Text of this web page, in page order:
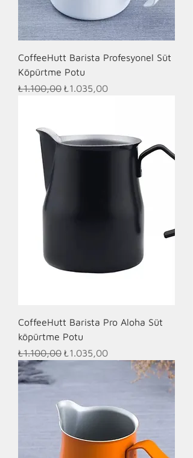
CoffeeHutt Barista Profesyonel Süt
Köpürtme Potu
Normal Fiyat
₺1.100,00 İndirimli Fiyat
₺1.035,00
CoffeeHutt Barista Pro Aloha Süt
köpürtme Potu
Normal Fiyat
₺1.100,00 İndirimli Fiyat
₺1.035,00